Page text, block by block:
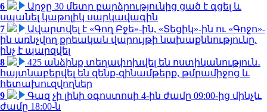
6
Արջը 30 մետր բարձրությունից ցած է գցել և
սպանել կաթոլիկ սարկավագին
7
Ավարտվել է «Գող Բջե»-ին, «Տեցիկ»-ին ու «Գոջո»-
ին առնչվող քրեական վարույթի նախաքննությունը.
ինչ է պարզվել
8
425 անձինք տեղափոխվել են ոստիկանություն․
հայտնաբերվել են զենք-զինամթերք, թմրամիջոց և
հետախուզվողներ
9
Գազ չի լինի օգոստոսի 4-ին ժամը 09:00-ից մինչև
ժամը 18:00-ն